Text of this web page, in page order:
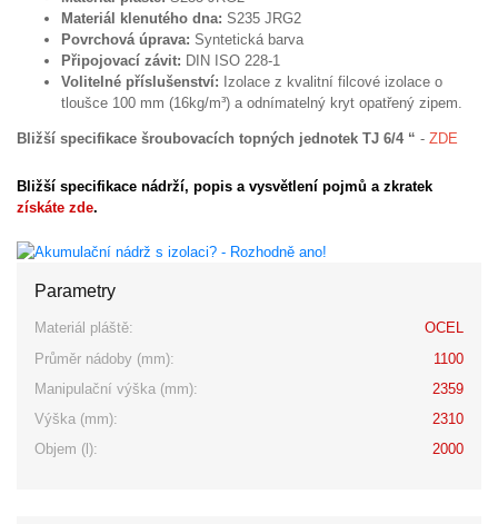
Materiál klenutého dna: S235 JRG2
Povrchová úprava: Syntetická barva
Připojovací závit: DIN ISO 228-1
Volitelné příslušenství: Izolace z kvalitní filcové izolace o
tloušce 100 mm (16kg/m³) a odnímatelný kryt opatřený zipem.
Bližší specifikace šroubovacích topných jednotek TJ 6/4 “ - ZDE
Bližší specifikace nádrží, popis a vysvětlení pojmů a zkratek
získáte zde.
Parametry
Materiál pláště:
OCEL
Průměr nádoby (mm):
1100
Manipulační výška (mm):
2359
Výška (mm):
2310
Objem (l):
2000